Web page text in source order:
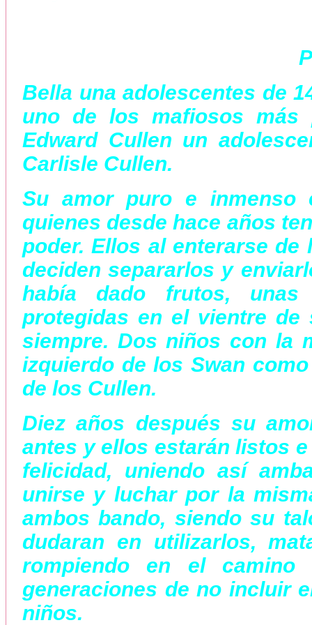
Bella una adolescentes de
uno de los mafiosos más
Edward Cullen un
Carlisle Cullen.
Su amor puro e inmenso
quienes desde hace años
poder. Ellos al enterarse
deciden separarlos y
había dado frutos, unas
protegidas en el vientre
siempre. Dos niños con la
izquierdo de los Swan
de los Cullen.
Diez años después su
antes y ellos estarán listos
felicidad, uniendo así
unirse y luchar por la
ambos bando, siendo su
dudaran en utilizarlos,
rompiendo en el camino
generaciones de no incluir
niños.